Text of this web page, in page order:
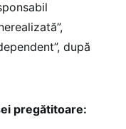
după
pregătitoare: